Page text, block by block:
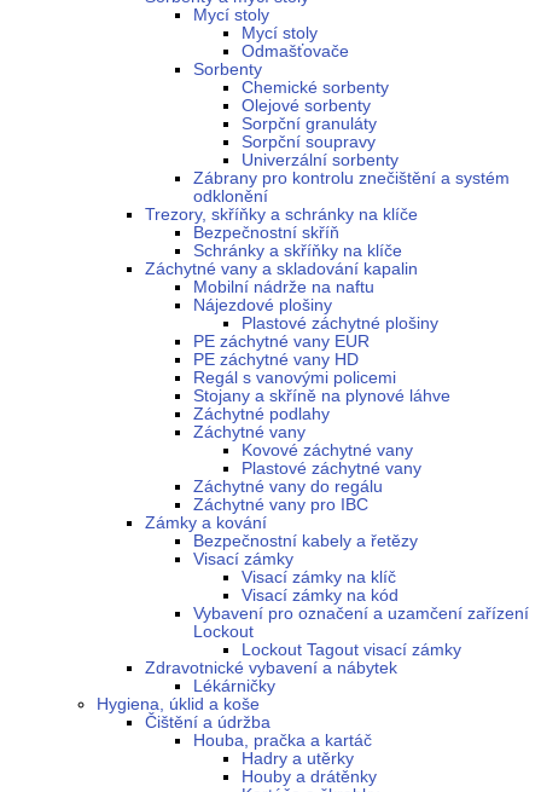
Mycí stoly
Mycí stoly
Odmašťovače
Sorbenty
Chemické sorbenty
Olejové sorbenty
Sorpční granuláty
Sorpční soupravy
Univerzální sorbenty
Zábrany pro kontrolu znečištění a systém
odklonění
Trezory, skříňky a schránky na klíče
Bezpečnostní skříň
Schránky a skříňky na klíče
Záchytné vany a skladování kapalin
Mobilní nádrže na naftu
Nájezdové plošiny
Plastové záchytné plošiny
PE záchytné vany EUR
PE záchytné vany HD
Regál s vanovými policemi
Stojany a skříně na plynové láhve
Záchytné podlahy
Záchytné vany
Kovové záchytné vany
Plastové záchytné vany
Záchytné vany do regálu
Záchytné vany pro IBC
Zámky a kování
Bezpečnostní kabely a řetězy
Visací zámky
Visací zámky na klíč
Visací zámky na kód
Vybavení pro označení a uzamčení zařízení
Lockout
Lockout Tagout visací zámky
Zdravotnické vybavení a nábytek
Lékárničky
Hygiena, úklid a koše
Čištění a údržba
Houba, pračka a kartáč
Hadry a utěrky
Houby a drátěnky